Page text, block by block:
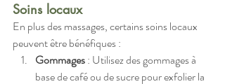
Soins locaux
En plus des massages, certains soins locaux
peuvent être bénéfiques :
Gommages : Utilisez des gommages à
base de café ou de sucre pour exfolier la